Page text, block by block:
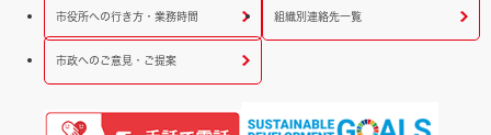
市役所への行き方・業務時間 組織別連絡先一覧
市政へのご意見・ご提案